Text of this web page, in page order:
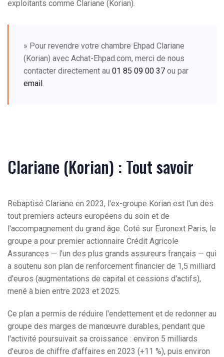
exploitants comme Clariane (Korian).
» Pour revendre votre chambre Ehpad Clariane
(Korian) avec Achat-Ehpad.com, merci de nous
contacter directement au 01 85 09 00 37 ou par
email
Clariane (Korian) : Tout savoir
Rebaptisé Clariane en 2023, l'ex-groupe Korian est l'un des
tout premiers acteurs européens du soin et de
l'accompagnement du grand âge. Coté sur Euronext Paris, le
groupe a pour premier actionnaire Crédit Agricole
Assurances — l'un des plus grands assureurs français — qui
a soutenu son plan de renforcement financier de 1,5 milliard
d'euros (augmentations de capital et cessions d'actifs),
mené à bien entre 2023 et 2025.
Ce plan a permis de réduire l'endettement et de redonner au
groupe des marges de manœuvre durables, pendant que
l'activité poursuivait sa croissance : environ 5 milliards
d'euros de chiffre d'affaires en 2023 (+11 %), puis environ